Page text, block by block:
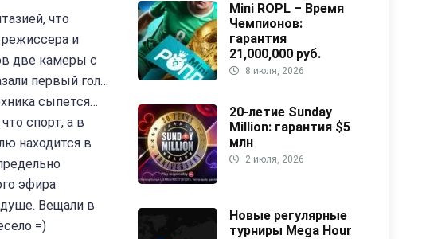
что
режиссера и
две камеры с
первый гол…
сыпется…
спорт, а в
находится в
эфира
Вещали в
=)
Mini ROPL – Время
Чемпионов:
гарантия
21,000,000 руб.
8 июля, 2026
20-летие Sunday
Million: гарантия $5
млн
2 июля, 2026
Новые регулярные
турниры Mega Hour